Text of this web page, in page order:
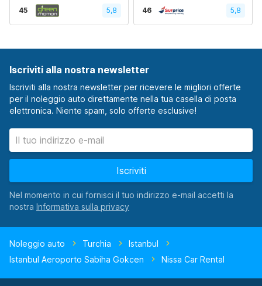
45 5,8 46 5,8
Iscriviti alla nostra newsletter
Iscriviti alla nostra newsletter per ricevere le migliori offerte
per il noleggio auto direttamente nella tua casella di posta
elettronica. Niente spam, solo offerte esclusive!
Iscriviti
Nel momento in cui fornisci il tuo indirizzo e-mail accetti la
nostra
Noleggio auto Turchia
Istanbul
Istanbul Aeroporto Sabiha Gokcen
Nissa Car Rental